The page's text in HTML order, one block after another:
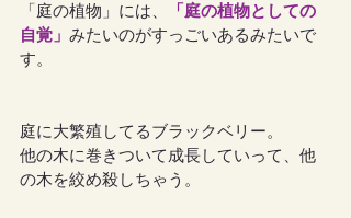
「庭の植物」には、
「庭の植物としての
自覚」 みたいのがすっごいあるみたいで
す。
庭に大繁殖してるブラックベリー。
他の木に巻きついて成長していって、他
の木を絞め殺しちゃう。